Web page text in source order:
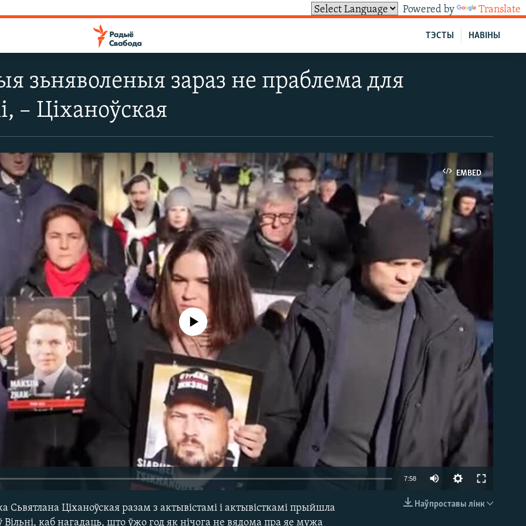
Powered by Translate
НАВІНЫ
ТЭСТЫ
зьняволеныя зараз не праблема для
– Ціханоўская
EMBED
No media source currently available
7:58
Наўпроставы лінк
Сьвятлана Ціханоўская разам з актывістамі і актывісткамі прыйшла
Вільні, каб нагадаць, што ўжо год як нічога не вядома пра яе мужа